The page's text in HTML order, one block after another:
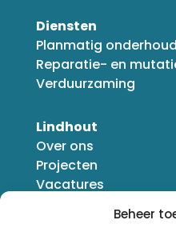
Beheer
Lindhout
Over ons
Projecten
Vacatures
Diensten
Planmatig onderhoud
Reparatie- en
Verduurzaming